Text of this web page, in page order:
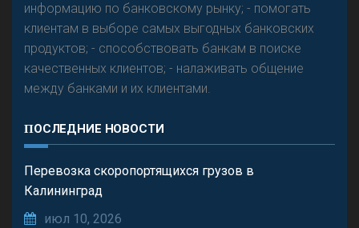
информацию по банковскому рынку; - помогать
клиентам в выборе самых выгодных банковских
продуктов; - способствовать банкам в поиске
качественных клиентов; - налаживать общение
между банками и их клиентами.
ПОСЛЕДНИЕ НОВОСТИ
Перевозка скоропортящихся грузов в
Калининград
июл 10, 2026